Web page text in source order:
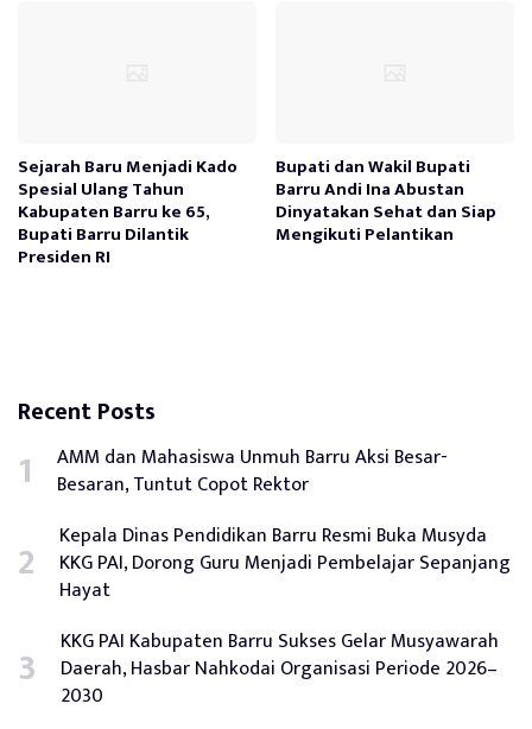
Sejarah Baru Menjadi Kado
Spesial Ulang Tahun
Kabupaten Barru ke 65,
Bupati Barru Dilantik
Presiden RI
Bupati dan Wakil Bupati
Barru Andi Ina Abustan
Dinyatakan Sehat dan Siap
Mengikuti Pelantikan
Recent Posts
AMM dan Mahasiswa Unmuh Barru Aksi Besar-
Besaran, Tuntut Copot Rektor
Kepala Dinas Pendidikan Barru Resmi Buka Musyda
KKG PAI, Dorong Guru Menjadi Pembelajar Sepanjang
Hayat
KKG PAI Kabupaten Barru Sukses Gelar Musyawarah
Daerah, Hasbar Nahkodai Organisasi Periode 2026–
2030